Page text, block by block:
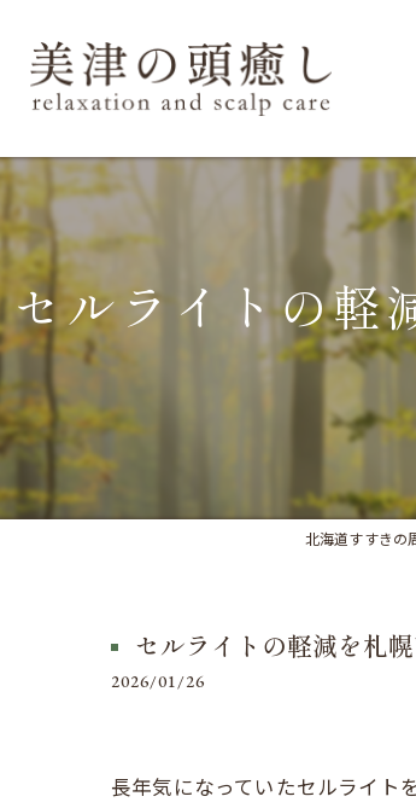
セルライトの軽
北海道すすきの
セルライトの軽減を札
2026/01/26
長年気になっていたセルライト